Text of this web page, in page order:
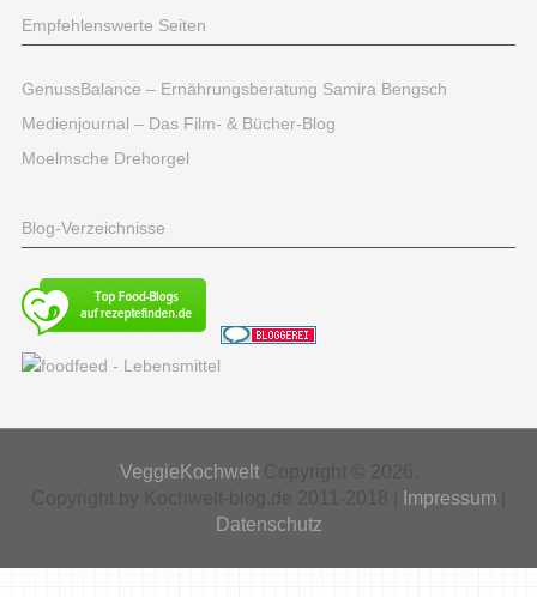
Empfehlenswerte Seiten
GenussBalance – Ernährungsberatung Samira Bengsch
Medienjournal – Das Film- & Bücher-Blog
Moelmsche Drehorgel
Blog-Verzeichnisse
VeggieKochweltCopyright © 2026.
Impressum
Datenschutz